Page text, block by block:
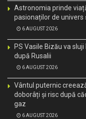
Astronomia prinde
pasionaților de univers
6 AUGUST 2026
PS Vasile Bizău va
după Rusalii
6 AUGUST 2026
Vântul puternic
doborâți și risc după
gaz
6 AUGUST 2026